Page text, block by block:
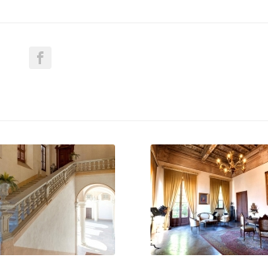
valore_artistico_04 valore_artistico_05